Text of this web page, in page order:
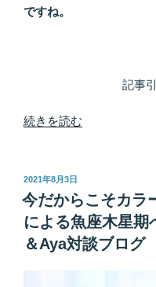
ですね。
記事引
“８
０
日、
天
王
星
が
続きを読む
投
稿
日:
2021年8月3日
今だからこそカラ
による魚座木星
＆Aya対談ブログ